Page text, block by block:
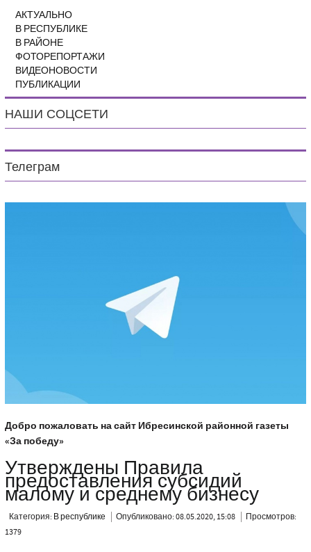
АКТУАЛЬНО
В РЕСПУБЛИКЕ
В РАЙОНЕ
ФОТОРЕПОРТАЖИ
ВИДЕОНОВОСТИ
ПУБЛИКАЦИИ
НАШИ СОЦСЕТИ
Телеграм
Добро пожаловать на сайт Ибресинской районной газеты
«За победу»
Утверждены Правила
предоставления субсидий
малому и среднему бизнесу
Категория: В республике Опубликовано: 08.05.2020, 15:08
Просмотров:
1379